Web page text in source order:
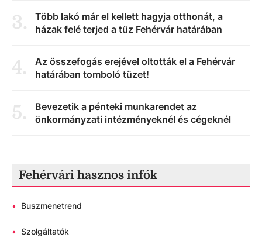
3.
Több lakó már el kellett hagyja otthonát, a
házak felé terjed a tűz Fehérvár határában
4.
Az összefogás erejével oltották el a Fehérvár
határában tomboló tüzet!
5.
Bevezetik a pénteki munkarendet az
önkormányzati intézményeknél és cégeknél
Fehérvári hasznos infók
• Buszmenetrend
• Szolgáltatók